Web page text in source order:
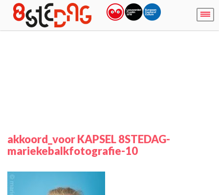
akkoord_voor KAPSEL 8STEDAG-
mariekebalkfotografie-10